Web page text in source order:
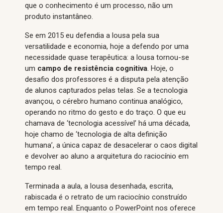
que o conhecimento é um processo, não um
produto instantâneo.
Se em 2015 eu defendia a lousa pela sua
versatilidade e economia, hoje a defendo por uma
necessidade quase terapêutica: a lousa tornou-se
um campo de resistência cognitiva. Hoje, o
desafio dos professores é a disputa pela atenção
de alunos capturados pelas telas. Se a tecnologia
avançou, o cérebro humano continua analógico,
operando no ritmo do gesto e do traço. O que eu
chamava de ‘tecnologia acessível’ há uma década,
hoje chamo de ‘tecnologia de alta definição
humana’, a única capaz de desacelerar o caos digital
e devolver ao aluno a arquitetura do raciocínio em
tempo real.
Terminada a aula, a lousa desenhada, escrita,
rabiscada é o retrato de um raciocínio construído
em tempo real. Enquanto o PowerPoint nos oferece